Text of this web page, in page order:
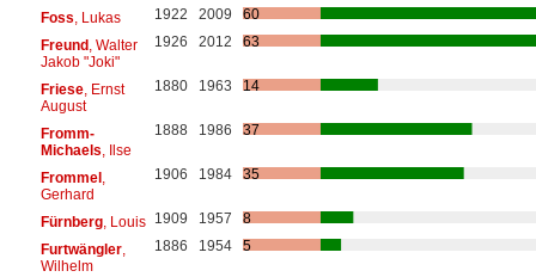
Foss , Lukas 1922 2009
60
Freund, Walter
Jakob "Joki"
1926 2012 63
Friese, Ernst
August
1880 1963 14
Fromm-
Michaels , Ilse
1888 1986 37
Frommel,
Gerhard
1906 1984 35
Fürnberg, Louis 1909 1957
8
Furtwängler,
Wilhelm
1886 1954 5